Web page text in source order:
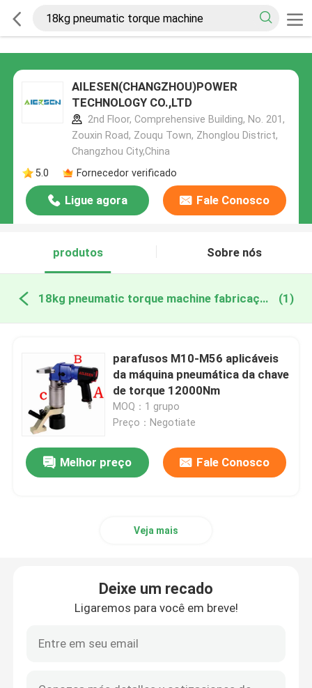
AILESEN(CHANGZHOU)POWER
TECHNOLOGY CO.,LTD
2nd Floor, Comprehensive Building, No. 201,
Zouxin Road, Zouqu Town, Zhonglou District,
Changzhou City,China
5.0
Fornecedor verificado
Ligue agora Fale Conosco
produtos Sobre nós
18kg pneumatic torque machine fabricação online (1)
parafusos M10-M56 aplicáveis
da máquina pneumática da chave
de torque 12000Nm
MOQ：1 grupo
Preço：Negotiate
Melhor preço Fale Conosco
Veja mais
Deixe um recado
Ligaremos para você em breve!